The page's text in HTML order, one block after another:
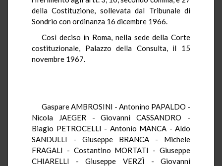
della Costituzione, sollevata dal Tribunale di
Sondrio con ordinanza 16 dicembre 1966.
Così deciso in Roma, nella sede della Corte
costituzionale, Palazzo della Consulta, il 15
novembre 1967.
Gaspare AMBROSINI - Antonino PAPALDO -
Nicola JAEGER - Giovanni CASSANDRO -
Biagio PETROCELLI - Antonio MANCA - Aldo
SANDULLI - Giuseppe BRANCA - Michele
FRAGALI - Costantino MORTATI - Giuseppe
CHIARELLI - Giuseppe VERZÌ - Giovanni